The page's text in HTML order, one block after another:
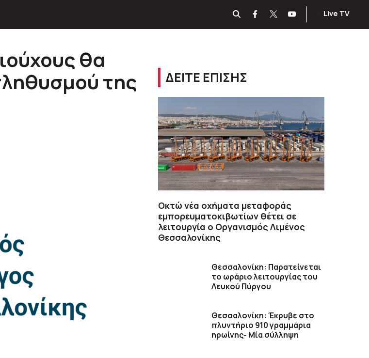
Live TV
θα
της
ΔΕΙΤΕ ΕΠΙΣΗΣ
Οκτώ νέα οχήματα μεταφοράς
εμπορευματοκιβωτίων θέτει σε
λειτουργία ο Οργανισμός Λιμένος
Θεσσαλονίκης
Θεσσαλονίκη: Παρατείνεται
το ωράριο λειτουργίας του
Λευκού Πύργου
Θεσσαλονίκη: Έκρυβε στο
πλυντήριο 910 γραμμάρια
ηρωίνης- Μία σύλληψη